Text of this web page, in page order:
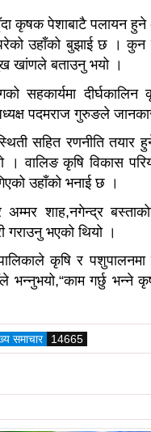
कृषक पेशाबाटै पलायन हुने
उहाँको बुझाई छ ।
खांणले बताउनु भयो ।
सहकार्यमा
पदमराज गुरुङले
सहित रणनीति तयार
। वालिङ कृषि विकास
उहाँको भनाई छ ।
अम्मर शाह,नगेन्द्र
गराउनु भएको थियो ।
कृषि र
भन्नुभयो,“काम गर्छु भन्ने
समाचार 14665